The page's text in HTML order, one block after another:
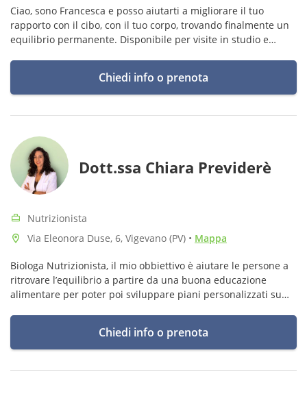
Ciao, sono Francesca e posso aiutarti a migliorare il tuo
rapporto con il cibo, con il tuo corpo, trovando finalmente un
equilibrio permanente. Disponibile per visite in studio e
Chiedi info o prenota
Dott.ssa Chiara Previderè
Nutrizionista
Via Eleonora Duse, 6, Vigevano (PV) • Mappa
Biologa Nutrizionista, il mio obbiettivo è aiutare le persone a
ritrovare l’equilibrio a partire da una buona educazione
alimentare per poter poi sviluppare piani personalizzati su
Chiedi info o prenota